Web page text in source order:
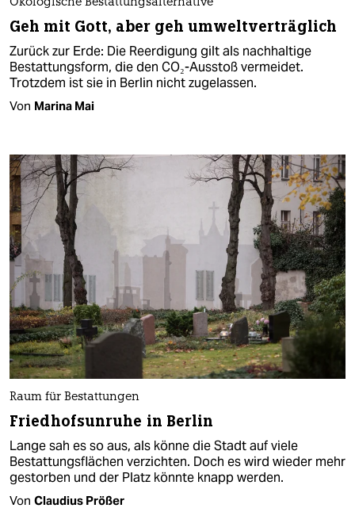
Ökologische Bestattungsalternative
Geh mit Gott, aber geh umweltverträglich
Zurück zur Erde: Die Reerdigung gilt als nachhaltige
Bestattungsform, die den CO₂-Ausstoß vermeidet.
Trotzdem ist sie in Berlin nicht zugelassen.
Von Marina Mai
Raum für Bestattungen
Friedhofsunruhe in Berlin
Lange sah es so aus, als könne die Stadt auf viele
Bestattungsflächen verzichten. Doch es wird wieder mehr
gestorben und der Platz könnte knapp werden.
Von Claudius Prößer